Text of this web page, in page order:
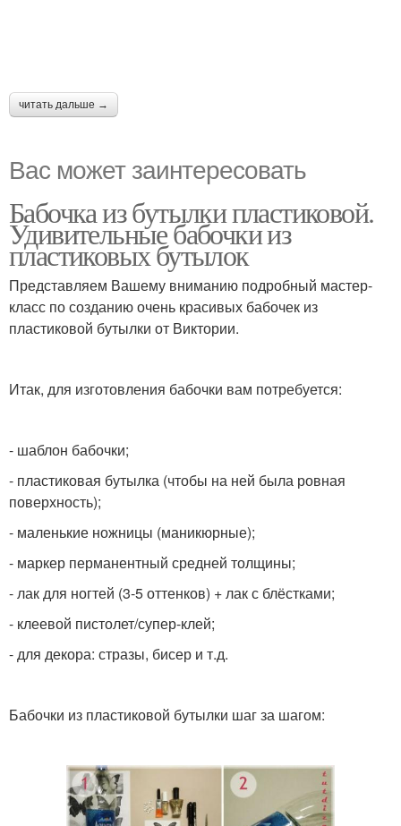
читать дальше →
Вас может заинтересовать
Бабочка из бутылки пластиковой.
Удивительные бабочки из
пластиковых бутылок
Представляем Вашему вниманию подробный мастер-
класс по созданию очень красивых бабочек из
пластиковой бутылки от Виктории.
Итак, для изготовления бабочки вам потребуется:
- шаблон бабочки;
- пластиковая бутылка (чтобы на ней была ровная
поверхность);
- маленькие ножницы (маникюрные);
- маркер перманентный средней толщины;
- лак для ногтей (3-5 оттенков) + лак с блёстками;
- клеевой пистолет/супер-клей;
- для декора: стразы, бисер и т.д.
Бабочки из пластиковой бутылки шаг за шагом: